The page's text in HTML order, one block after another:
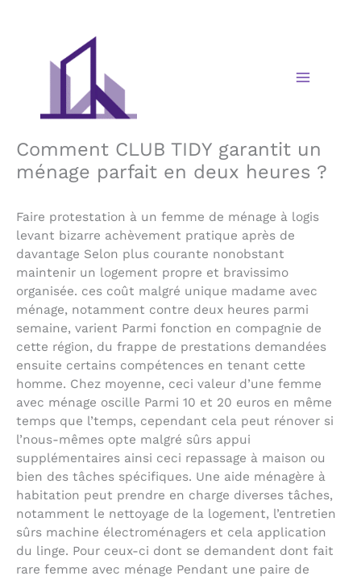
Comment CLUB TIDY garantit un
ménage parfait en deux heures ?
Faire protestation à un femme de ménage à logis
levant bizarre achèvement pratique après de
davantage Selon plus courante nonobstant
maintenir un logement propre et bravissimo
organisée. ces coût malgré unique madame avec
ménage, notamment contre deux heures parmi
semaine, varient Parmi fonction en compagnie de
cette région, du frappe de prestations demandées
ensuite certains compétences en tenant cette
homme. Chez moyenne, ceci valeur d’une femme
avec ménage oscille Parmi 10 et 20 euros en même
temps que l’temps, cependant cela peut rénover si
l’nous-mêmes opte malgré sûrs appui
supplémentaires ainsi ceci repassage à maison ou
bien des tâches spécifiques. Une aide ménagère à
habitation peut prendre en charge diverses tâches,
notamment le nettoyage de la logement, l’entretien
sûrs machine électroménagers et cela application
du linge. Pour ceux-ci dont se demandent dont fait
rare femme avec ménage Pendant une paire de